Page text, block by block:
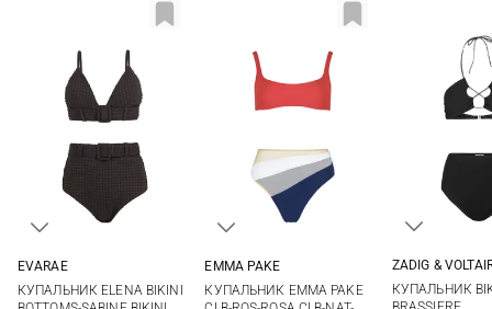
EVARAE
КУПАЛЬНИК ELENA BIKINI
EMMA PAKE
КУПАЛЬНИК EMMA PAKE
ZADIG &
КУПАЛЬНИК